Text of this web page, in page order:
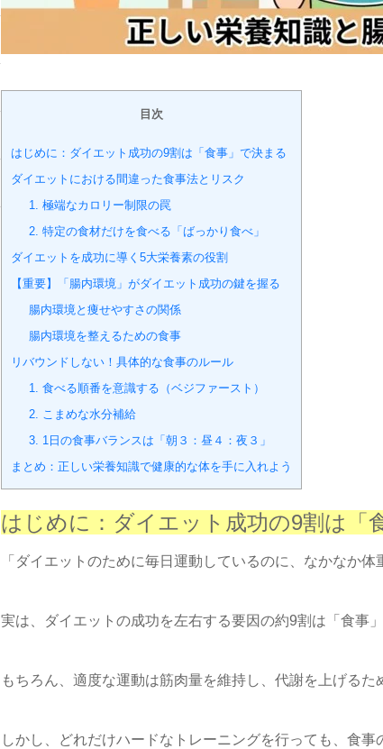
目次
はじめに：ダイエット成功の9割は「食事」で決まる
ダイエットにおける間違った食事法とリスク
1. 極端なカロリー制限の罠
2. 特定の食材だけを食べる「ばっかり食べ」
ダイエットを成功に導く5大栄養素の役割
【重要】「腸内環境」がダイエット成功の鍵を握る
腸内環境と痩せやすさの関係
腸内環境を整えるための食事
リバウンドしない！具体的な食事のルール
1. 食べる順番を意識する（ベジファースト）
2. こまめな水分補給
3. 1日の食事バランスは「朝３：昼４：夜３」
まとめ：正しい栄養知識で健康的な体を手に入れよう
はじめに：ダイエット成功の9割は「
「ダイエットのために毎日運動しているのに、なかなか
実は、ダイエットの成功を左右する要因の約9割は「食事
もちろん、適度な運動は筋肉量を維持し、代謝を上げるた
しかし、どれだけハードなトレーニングを行っても、食